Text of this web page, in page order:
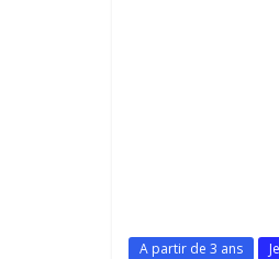
A partir de 3 ans